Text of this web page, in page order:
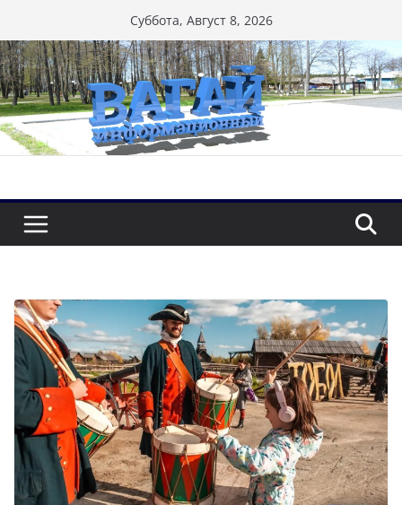
к
содержимому
Суббота, Август 8, 2026